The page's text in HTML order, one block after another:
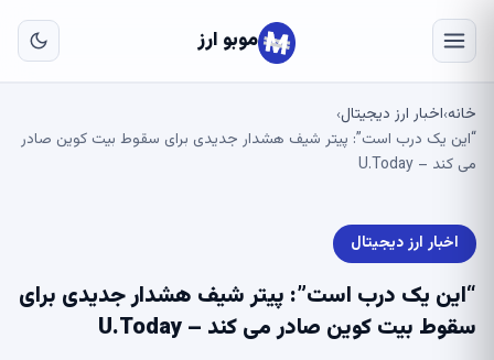
موبو ارز
خانه›اخبار ارز دیجیتال›
“این یک درب است”: پیتر شیف هشدار جدیدی برای سقوط بیت کوین صادر
می کند – U.Today
اخبار ارز دیجیتال
“این یک درب است”: پیتر شیف هشدار جدیدی برای
سقوط بیت کوین صادر می کند – U.Today